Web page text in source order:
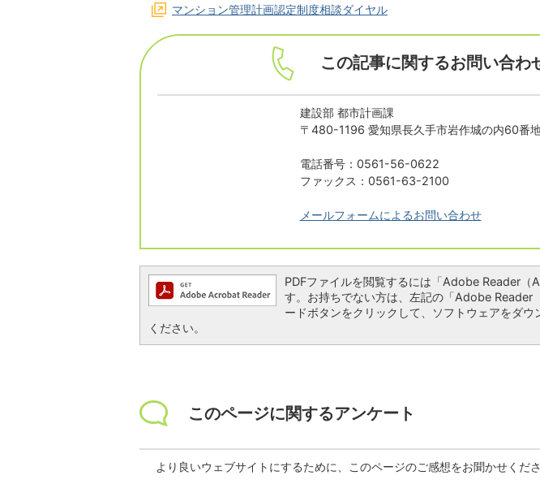
マンション管理計画認定制度相談ダイヤル
この記事に関するお問い合わ
建設部 都市計画課
〒480-1196 愛知県長久手市岩作城の内60番
電話番号：0561-56-0622
ファックス：0561-63-2100
メールフォームによるお問い合わせ
PDFファイルを閲覧するには「Adobe Reader（
す。お持ちでない方は、左記の「Adobe Reader
ードボタンをクリックして、ソフトウェアをダウ
ください。
このページに関するアンケート
より良いウェブサイトにするために、このページのご感想をお聞かせくださ